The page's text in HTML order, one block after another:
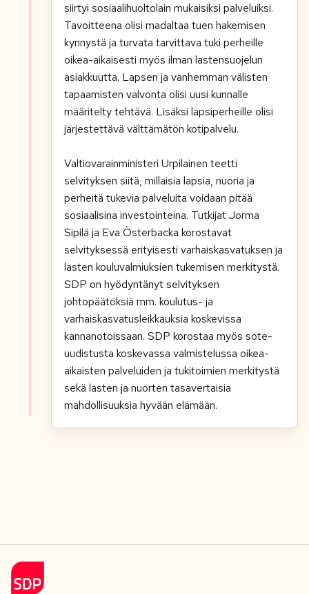
siirtyi sosiaalihuoltolain mukaisiksi palveluiksi.
Tavoitteena olisi madaltaa tuen hakemisen
kynnystä ja turvata tarvittava tuki perheille
oikea-aikaisesti myös ilman lastensuojelun
asiakkuutta. Lapsen ja vanhemman välisten
tapaamisten valvonta olisi uusi kunnalle
määritelty tehtävä. Lisäksi lapsiperheille olisi
järjestettävä välttämätön kotipalvelu.
Valtiovarainministeri Urpilainen teetti
selvityksen siitä, millaisia lapsia, nuoria ja
perheitä tukevia palveluita voidaan pitää
sosiaalisina investointeina. Tutkijat Jorma
Sipilä ja Eva Österbacka korostavat
selvityksessä erityisesti varhaiskasvatuksen ja
lasten kouluvalmiuksien tukemisen merkitystä.
SDP on hyödyntänyt selvityksen
johtopäätöksiä mm. koulutus- ja
varhaiskasvatusleikkauksia koskevissa
kannanotoissaan. SDP korostaa myös sote-
uudistusta koskevassa valmistelussa oikea-
aikaisten palveluiden ja tukitoimien merkitystä
sekä lasten ja nuorten tasavertaisia
mahdollisuuksia hyvään elämään.